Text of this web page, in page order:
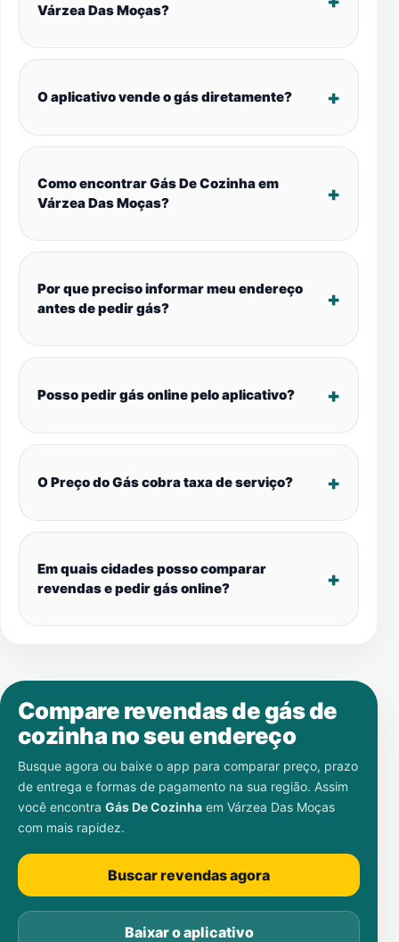
Várzea Das Moças?
O aplicativo vende o gás diretamente?
Como encontrar Gás De Cozinha em
Várzea Das Moças?
Por que preciso informar meu endereço
antes de pedir gás?
Posso pedir gás online pelo aplicativo?
O Preço do Gás cobra taxa de serviço?
Em quais cidades posso comparar
revendas e pedir gás online?
Compare revendas de gás de
cozinha no seu endereço
Busque agora ou baixe o app para comparar preço, prazo
de entrega e formas de pagamento na sua região. Assim
você encontra Gás De Cozinha em Várzea Das Moças
com mais rapidez.
Buscar revendas agora
Baixar o aplicativo